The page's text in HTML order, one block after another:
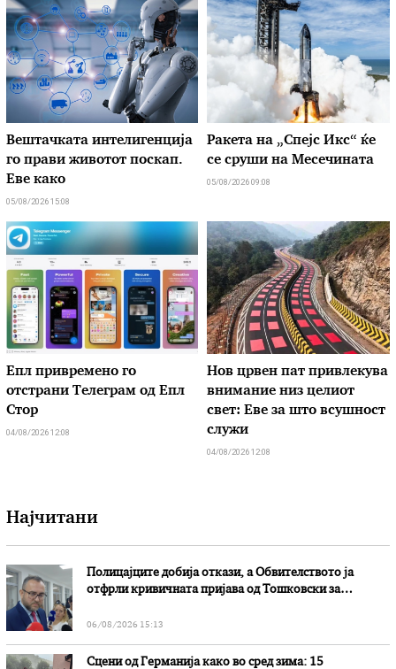
Вештачката интелигенција
го прави животот поскап.
Еве како
05/08/2026 15:08
Ракета на „Спејс Икс“ ќе
се сруши на Месечината
05/08/2026 09:08
Епл привремено го
отстрани Телеграм од Епл
Стор
04/08/2026 12:08
Нов црвен пат привлекува
внимание низ целиот
свет: Еве за што всушност
служи
04/08/2026 12:08
Најчитани
Полицајците добија откази, а Обвителството ја
отфрли кривичната пријава од Тошковски за
06/08/2026 15:13
Сцени од Германија како во сред зима: 15